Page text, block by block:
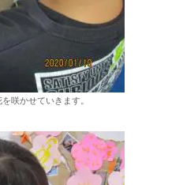
咲かせていきます。